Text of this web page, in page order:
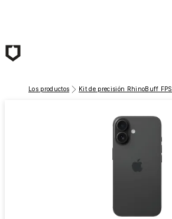
Los productos Kit de precisión RhinoBuff FPS